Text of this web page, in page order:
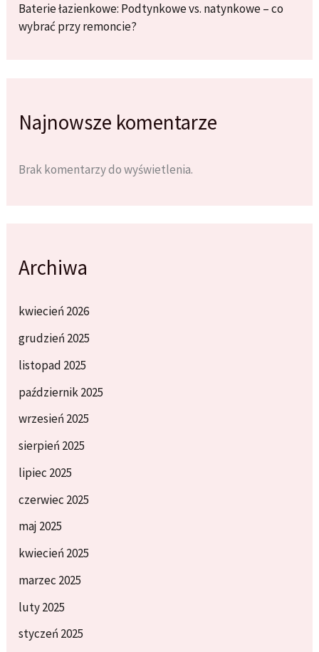
Baterie łazienkowe: Podtynkowe vs. natynkowe – co
wybrać przy remoncie?
Najnowsze komentarze
Brak komentarzy do wyświetlenia.
Archiwa
kwiecień 2026
grudzień 2025
listopad 2025
październik 2025
wrzesień 2025
sierpień 2025
lipiec 2025
czerwiec 2025
maj 2025
kwiecień 2025
marzec 2025
luty 2025
styczeń 2025